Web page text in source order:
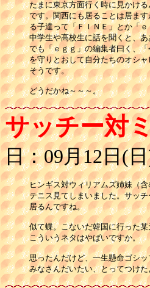
たまに東京方面行く時に見かけ
です。関西にも居ることは居ま
る子達って「ＦＩＮＥ」とか「
中学生や高校生に話を聞くと、
でも「ｅｇｇ」の編集者曰く、
を守りとおして自分たちのオシ
そうです。
どうだかね～～～。
サッチー対
日：09月12日(
ヒンギス対ウィリアムズ姉妹（
テニス見てしまいました。サッ
居るんですね。
似て蝶。こないだ韓国に行った
こういうネタはやばいですか。
思ったんだけど、一生懸命ゴシッ